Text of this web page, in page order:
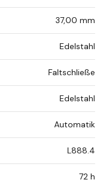
37,00 mm
Edelstahl
Faltschließe
Edelstahl
Automatik
L888.4
72 h